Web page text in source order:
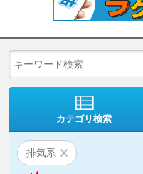
カテゴリ検索
排気系